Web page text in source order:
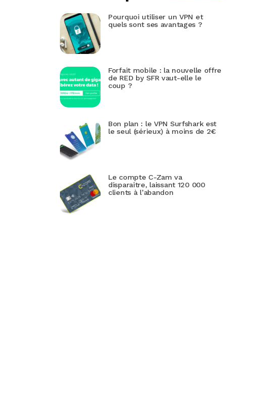
Pourquoi utiliser un VPN et
quels sont ses avantages ?
Forfait mobile : la nouvelle offre
de RED by SFR vaut-elle le
coup ?
Bon plan : le VPN Surfshark est
le seul (sérieux) à moins de 2€
Le compte C-Zam va
disparaitre, laissant 120 000
clients à l’abandon